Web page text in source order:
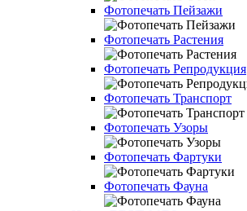
Фотопечать Пейзажи
Фотопечать Растения
Фотопечать Репродукция
Фотопечать Транспорт
Фотопечать Узоры
Фотопечать Фартуки
Фотопечать Фауна